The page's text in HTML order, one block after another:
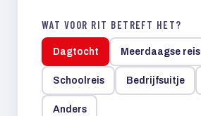
WAT VOOR RIT BETREFT HET?
Dagtocht Meerdaagse reis
Schoolreis Bedrijfsuitje
Anders